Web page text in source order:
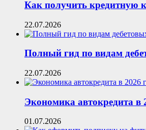
Как получить кредитную
22.07.2026
Полный гид по видам
22.07.2026
Экономика автокредита в
01.07.2026